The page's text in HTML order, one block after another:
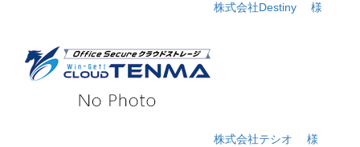
株式会社Destiny 様
株式会社テシオ 様